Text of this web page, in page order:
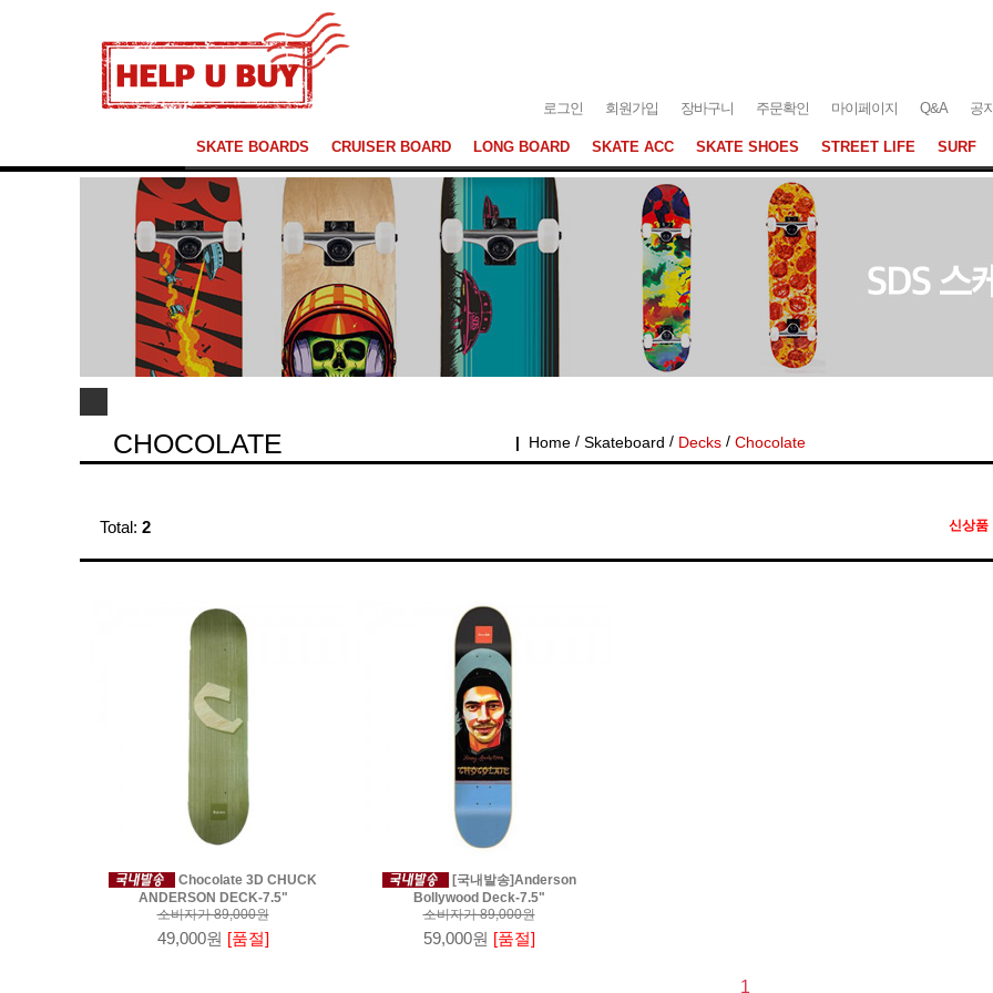
로그인 회원가입 장바구니 주문확인 마이페이지 Q&A 공
SKATE BOARDS CRUISER BOARD LONG BOARD SKATE ACC SKATE SHOES STREET LIFE SURF
CHOCOLATE | Home / Skateboard / Decks / Chocolate
Total: 2 신상품
Chocolate 3D CHUCK
ANDERSON DECK-7.5"
소비자가 89,000원
49,000원 [품절]
[국내발송]Anderson
Bollywood Deck-7.5"
소비자가 89,000원
59,000원 [품절]
1